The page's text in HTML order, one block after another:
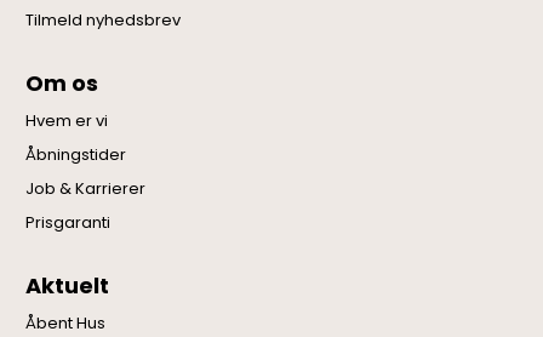
Tilmeld nyhedsbrev
Om os
Hvem er vi
Åbningstider
Job & Karrierer
Prisgaranti
Aktuelt
Åbent Hus